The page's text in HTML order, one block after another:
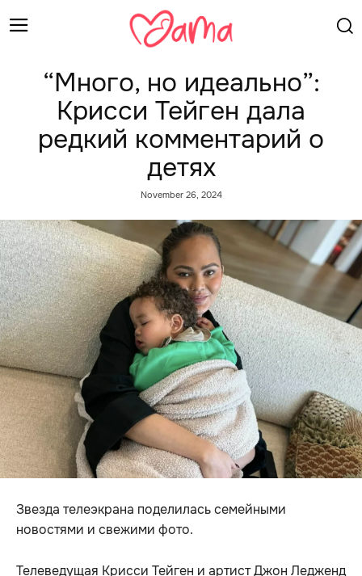
“Много, но идеально”:
Крисси Тейген дала
редкий комментарий о
детях
November 26, 2024
Звезда телеэкрана поделилась семейными
новостями и свежими фото.
Телеведущая Крисси Тейген и артист Джон Ледженд